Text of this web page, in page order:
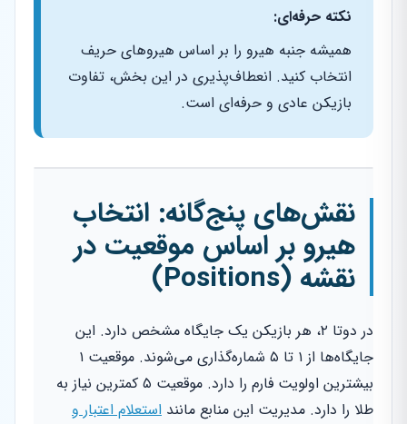
نکته حرفه‌ای:
همیشه جنبه هیرو را بر اساس هیروهای حریف
انتخاب کنید. انعطاف‌پذیری در این بخش، تفاوت
بازیکن عادی و حرفه‌ای است.
نقش‌های پنج‌گانه: انتخاب
هیرو بر اساس موقعیت در
نقشه (Positions)
در دوتا ۲، هر بازیکن یک جایگاه مشخص دارد. این
جایگاه‌ها از ۱ تا ۵ شماره‌گذاری می‌شوند. موقعیت ۱
بیشترین اولویت فارم را دارد. موقعیت ۵ کمترین نیاز به
طلا را دارد. مدیریت این منابع مانند استعلام اعتبار و